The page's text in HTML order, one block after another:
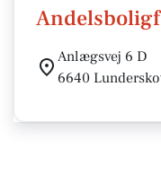
Anlægsvej 6 D
6640